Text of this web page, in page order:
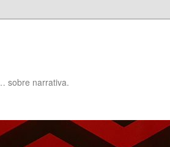
sobre narrativa.